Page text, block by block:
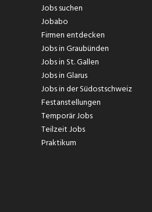
Jobs suchen
Jobabo
Firmen entdecken
Jobs in Graubünden
Jobs in St. Gallen
Jobs in Glarus
Jobs in der Südostschweiz
Festanstellungen
Temporär Jobs
Teilzeit Jobs
Praktikum